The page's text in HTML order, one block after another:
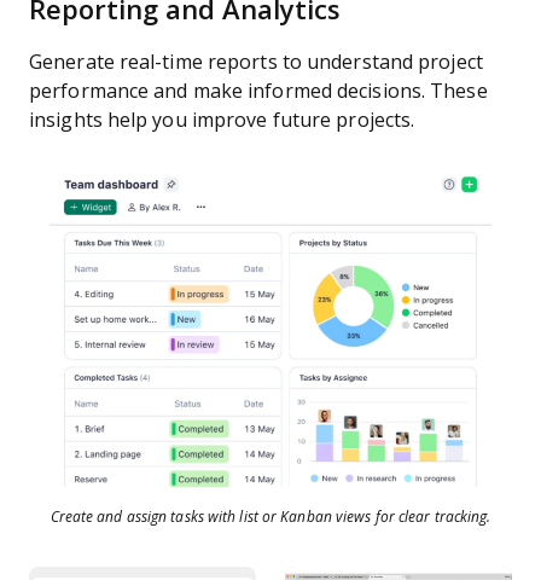
Reporting and Analytics
Generate real-time reports to understand project
performance and make informed decisions. These
insights help you improve future projects.
Create and assign tasks with list or Kanban views for clear tracking.